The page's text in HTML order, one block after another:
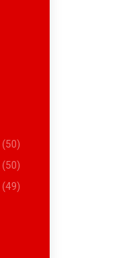
(50)
(50)
(49)